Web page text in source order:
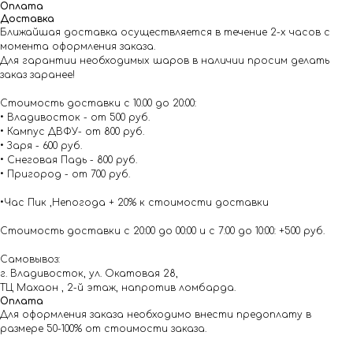
Оплата
Доставка
Ближайшая доставка осуществляется в течение 2-х часов с
момента оформления заказа.
Для гарантии необходимых шаров в наличии просим делать
заказ заранее!
Стоимость доставки с 10.00 до 20:00:
• Владивосток - от 500 руб.
• Кампус ДВФУ- от 800 руб.
• Заря - 600 руб.
• Снеговая Падь - 800 руб.
• Пригород - от 700 руб.
•Час Пик ,Непогода + 20% к стоимости доставки
Стоимость доставки с 20:00 до 00:00 и с 7:00 до 10:00: +500 руб.
Самовывоз:
г. Владивосток, ул. Окатовая 28,
ТЦ Махаон , 2-й этаж, напротив ломбарда.
Оплата
Для оформления заказа необходимо внести предоплату в
размере 50-100% от стоимости заказа.